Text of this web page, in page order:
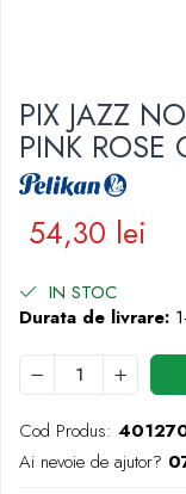
Creioane mecanice
Mine pentru creioane
Ascutitori
Creioane grafit
Pixuri
Pixuri fara mecanism
Pixuri cu gel
Mine pentru pixuri
Markere &
Markere acrilice
Markere tabla alba/
Blocnotes-uri
Seturi si truse de
Compasuri si mine
Lipici
Rucsacuri
Culori acrilice
Penare
Foarfeci pentru copii
Caiete cu spira
PIX JAZZ
PINK ROSE
54,30 lei
IN STOC
Durata de livrare:
Cod Produs:
Ai nevoie de ajutor?